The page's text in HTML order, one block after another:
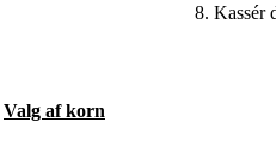
8. Kassér
Valg af korn